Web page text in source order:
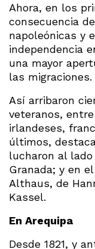
Ahora, en los
consecuencia
napoleónicas y
independencia
una mayor
las migraciones.
Así arribaron
veteranos,
irlandeses,
últimos,
lucharon al
Granada; y en
Althaus, de
Kassel.
En Arequipa
Desde 1821, y